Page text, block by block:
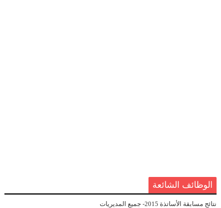
الوظائف الشائعة
نتائج مسابقة الأساتذة 2015- جميع المديريات